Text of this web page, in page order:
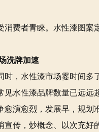
消费者青睐。水性漆图
洗牌加速
时，水性漆市场霎时间
见水性漆品牌数量已远
愈演愈烈，发展早，规
传，炒概念、以次充好